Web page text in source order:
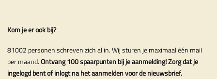
Kom je er ook bij?
81002 personen schreven zich al in. Wij sturen je maximaal één mail
per maand.Ontvang 100 spaarpunten bij je aanmelding! Zorg dat je
ingelogd bent of inlogt na het aanmelden voor de nieuwsbrief.